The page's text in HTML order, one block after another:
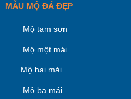
MẪU MỘ ĐÁ ĐẸP
Mộ tam sơn
Mộ một mái
Mộ hai mái
Mộ ba mái